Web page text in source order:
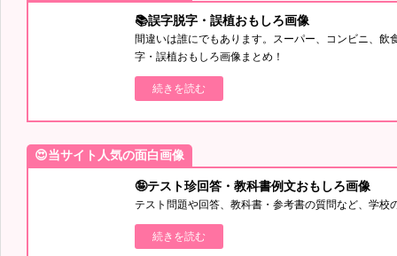
📚誤字脱字・誤植おもしろ画像
間違いは誰にでもあります。スーパー、コンビニ、
字・誤植おもしろ画像まとめ！
続きを読む
😍当サイト人気の面白画像
🤪テスト珍回答・教科書例文おもしろ画像
テスト問題や回答、教科書・参考書の質問など、学校
続きを読む